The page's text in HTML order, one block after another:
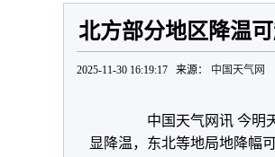
北方部分地区降温
2025-11-30 16:19:17 来源： 中国天气网
中国天气网讯 今明天
显降温，东北等地局地降幅